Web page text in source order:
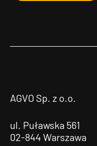
AGVO Sp. z o.o.
ul. Puławska 561
02-844 Warszawa